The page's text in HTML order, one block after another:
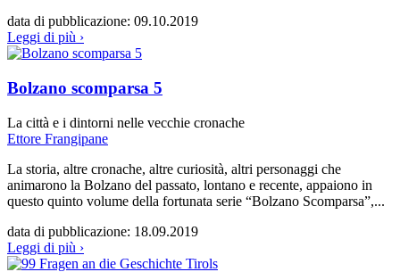
data di pubblicazione: 09.10.2019
Leggi di più ›
Bolzano scomparsa 5
La città e i dintorni nelle vecchie cronache
Ettore Frangipane
La storia, altre cronache, altre curiosità, altri personaggi che
animarono la Bolzano del passato, lontano e recente, appaiono in
questo quinto volume della fortunata serie “Bolzano Scomparsa”,...
data di pubblicazione: 18.09.2019
Leggi di più ›